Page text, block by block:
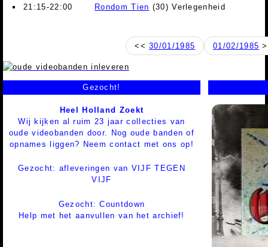
21:15-22:00 Rondom Tien (30) Verlegenheid
<<30/01/1985 01/02/1985
Gezocht!
Heel Holland Zoekt
Wij kijken al ruim 23 jaar collecties van
oude videobanden door. Nog oude banden of
opnames liggen? Neem contact met ons op!
Gezocht: afleveringen van VIJF TEGEN
VIJF
Gezocht: Countdown
Help met het aanvullen van het archief!